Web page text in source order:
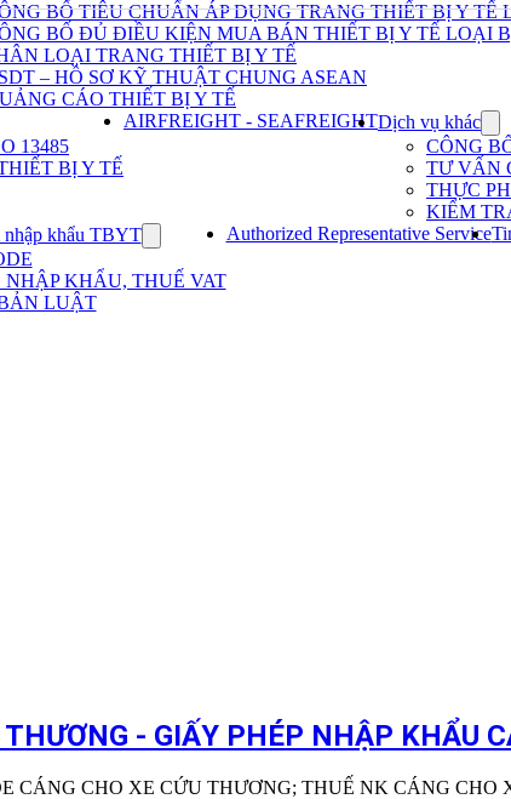
Dịch
vụ
nhập
khẩu
TBYT
BỐ TIÊU CHUẨN ÁP DỤNG TRANG THIẾT BỊ Y TẾ
BỐ ĐỦ ĐIỀU KIỆN MUA BÁN THIẾT BỊ Y TẾ LOẠI
LOẠI TRANG THIẾT BỊ Y TẾ
– HỒ SƠ KỸ THUẬT CHUNG ASEAN
CÁO THIẾT BỊ Y TẾ
13485
BỊ Y TẾ
AIRFREIGHT - SEAFREIGHTDịch vụ khác
for
vụ
CÔNG
TƯ VẤN
THỰC
KIỂM
khẩu TBYT
submenu
for
Kinh
NHẬP KHẨU, THUẾ VAT
LUẬT
Authorized Representative Service
- GIẤY PHÉP NHẬP KHẨU
CÁNG CHO XE CỨU THƯƠNG; THUẾ NK CÁNG CHO